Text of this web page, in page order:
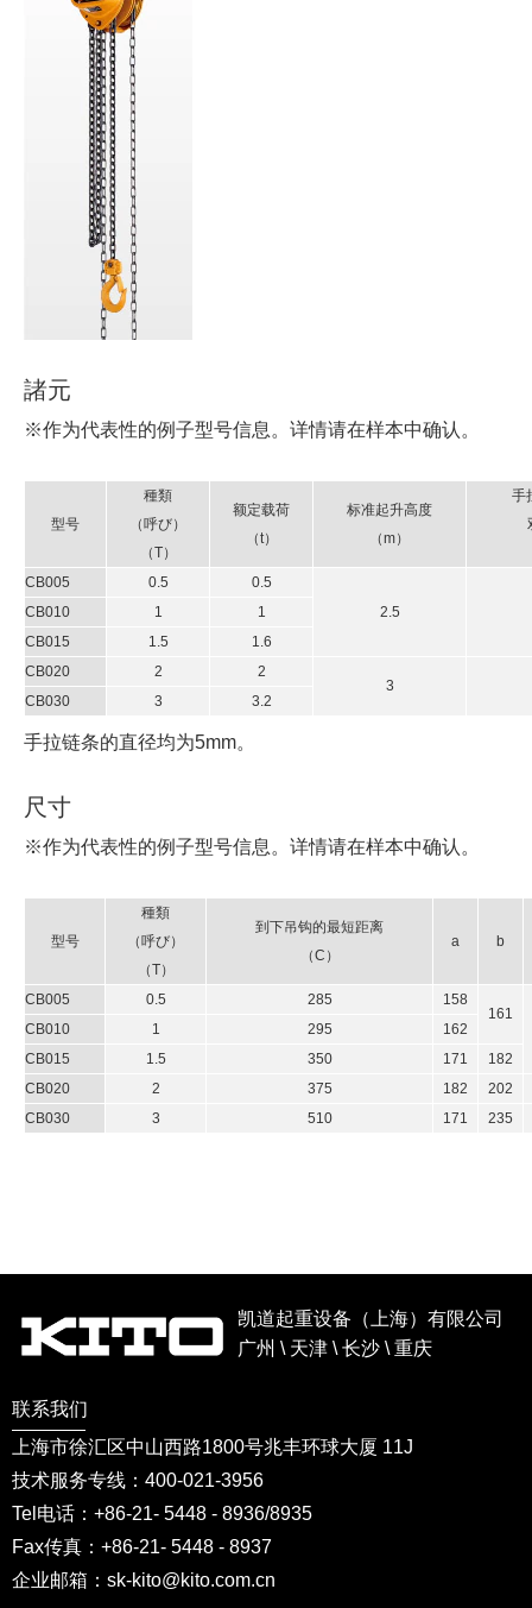
諸元
※作为代表性的例子型号信息。详情请在样本中确认。
型号
種類
（呼び）
（T）
额定载荷
（t）
标准起升高度
（m）
手
CB005 0.5
0.5
2.5
CB010 1
1
CB015
1.5
1.6
CB020
2
2
3
CB030
3 3.2
手拉链条的直径均为5mm。
尺寸
※作为代表性的例子型号信息。详情请在样本中确认 。
型号
種類
（呼び）
（T）
到下吊钩的最短距离
（C）
a b
CB005 0.5 285
158
161
CB010
1 295
162
CB015
1.5 350 171
182
CB020
2 375 182
202
CB030
3 510 171 235
凯道起重设备（上海）有限公司
广州 \ 天津 \ 长沙 \ 重庆
联系我们
上海市徐汇区中山西路1800号兆丰环球大厦 11J
技术服务专线：400-021-3956
Tel电话：+86-21- 5448 - 8936/8935
Fax传真：+86-21- 5448 - 8937
企业邮箱：sk-kito@kito.com.cn